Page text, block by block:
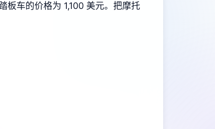
板车的价格为 1,100 美元。把摩托